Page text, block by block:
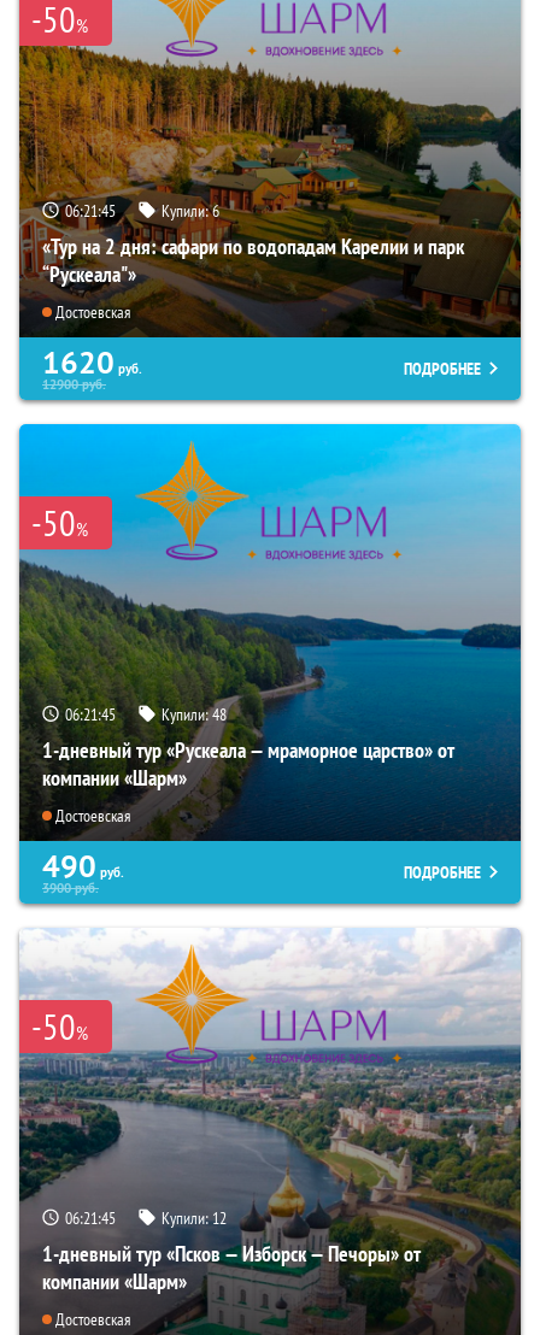
-50%
06:21:44 Купили:6
«Тур на 2 дня: сафари по водопадам Карелии и парк
“Рускеала"»
Достоевская
1620 руб.
12900руб.
ПОДРОБНЕЕ
-50%
06:21:44 Купили:48
1-дневный тур «Рускеала — мраморное царство» от
компании «Шарм»
Достоевская
490 руб.
3900руб.
ПОДРОБНЕЕ
-50%
06:21:44 Купили:12
1-дневный тур «Псков — Изборск — Печоры» от
компании «Шарм»
Достоевская